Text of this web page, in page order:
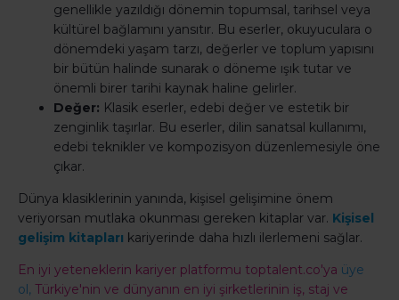
genellikle yazıldığı dönemin topumsal, tarihsel veya
kültürel bağlamını yansıtır. Bu eserler, okuyuculara o
dönemdeki yaşam tarzı, değerler ve toplum yapısını
bir bütün halinde sunarak o döneme ışık tutar ve
önemli birer tarihi kaynak haline gelirler.
Değer: Klasik eserler, edebi değer ve estetik bir
zenginlik taşırlar. Bu eserler, dilin sanatsal kullanımı,
edebi teknikler ve kompozisyon düzenlemesiyle öne
çıkar.
Dünya klasiklerinin yanında, kişisel gelişimine önem
veriyorsan mutlaka okunması gereken kitaplar var. Kişisel
gelişim kitapları kariyerinde daha hızlı ilerlemeni sağlar.
En iyi yeteneklerin kariyer platformu toptalent.co'ya üye
ol, Türkiye'nin ve dünyanın en iyi şirketlerinin iş, staj ve